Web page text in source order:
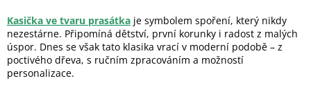
Kasička ve tvaru prasátka je symbolem spoření, který nikdy
nezestárne. Připomíná dětství, první korunky i radost z malých
úspor. Dnes se však tato klasika vrací v moderní podobě – z
poctivého dřeva, s ručním zpracováním a možností
personalizace.